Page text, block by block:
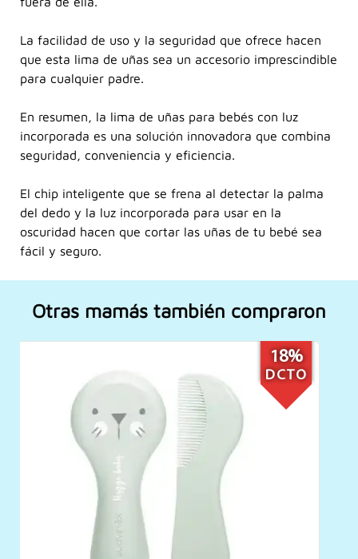
La facilidad de uso y la seguridad que ofrece hacen
que esta lima de uñas sea un accesorio imprescindible
para cualquier padre.
En resumen, la lima de uñas para bebés con luz
incorporada es una solución innovadora que combina
seguridad, conveniencia y eficiencia.
El chip inteligente que se frena al detectar la palma
del dedo y la luz incorporada para usar en la
oscuridad hacen que cortar las uñas de tu bebé sea
fácil y seguro.
Otras mamás también compraron
6%
DCTO